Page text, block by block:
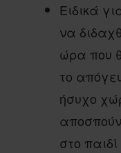
Ειδικά
να
ώρα που
το
ήσυχο
στο